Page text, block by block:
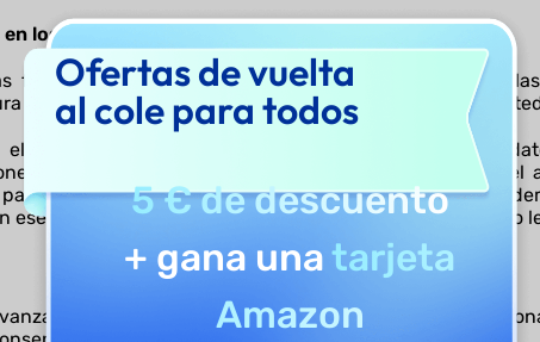
los siguientes casos:
funciones de colaboración integradas en el Sitio y
o con capacidad de edición total) con personas que
contenido del documento compartido. Acceder a
etc.). Usted puede gestionar permisos o revocar el
esta podrá descargarlo mientras tenga acceso.
ese enlace podrá acceder al documento en modo de solo
para garantizar la protección de sus datos
Ofertas de vuelta
al cole para todos
5 € de descuento
+ gana unatarjeta
Amazon